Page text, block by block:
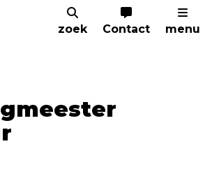
zoek Contact menu
Vacatures